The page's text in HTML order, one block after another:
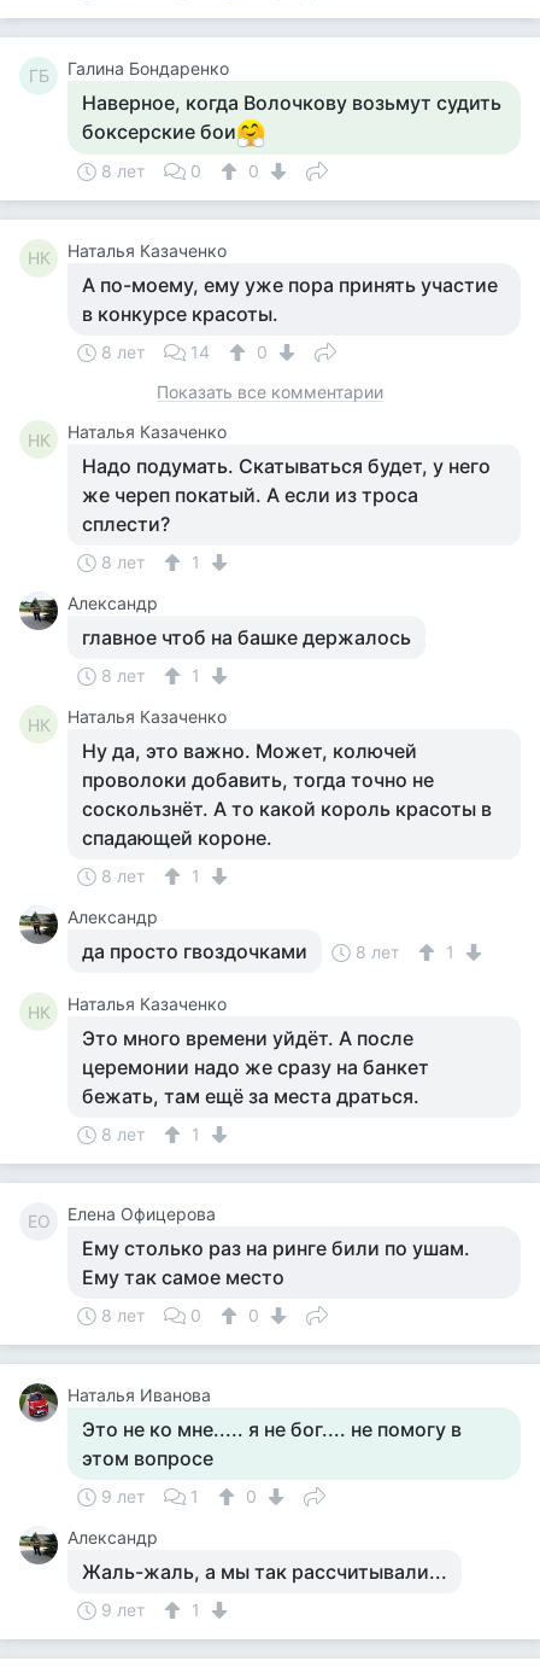
ГБ Галина Бондаренко
Наверное, когда Волочкову возьмут судить
боксерские бои
8 лет 0 0
НК Наталья Казаченко
А по-моему, ему уже пора принять участие
в конкурсе красоты.
8 лет 14
0
Показать все комментарии
НК Наталья Казаченко
Надо подумать. Скатываться будет, у него
же череп покатый. А если из троса
сплести?
8 лет
1
Александр
главное чтоб на башке держалось
8 лет 1
НК Наталья Казаченко
Ну да, это важно. Может, колючей
проволоки добавить, тогда точно не
соскользнёт. А то какой король красоты в
спадающей короне.
8 лет
1
Александр
да просто гвоздочками 8 лет 1
НК Наталья Казаченко
Это много времени уйдёт. А после
церемонии надо же сразу на банкет
бежать, там ещё за места драться.
8 лет 1
ЕО Елена Офицерова
Ему столько раз на ринге били по ушам.
Ему так самое место
8 лет 0 0
Наталья Иванова
Это не ко мне..... я не бог.... не помогу в
этом вопросе
9 лет 1
0
Александр
Жаль-жаль, а мы так рассчитывали...
9 лет 1